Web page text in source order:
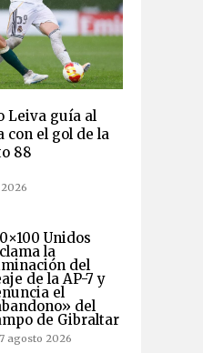
Leiva guía al
con el gol de la
88
Unidos
la
del
de la AP-7 y
el
del
de Gibraltar
7 agosto 2026